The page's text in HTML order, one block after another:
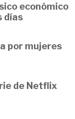
económico
días
por mujeres
de Netflix